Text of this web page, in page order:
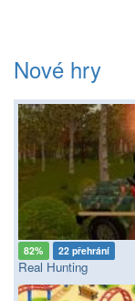
Nové hry
82% 22 přehrání
Real Hunting